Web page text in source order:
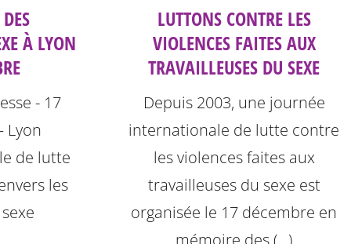
À LYON
- 17
Lyon
de lutte
les
LUTTONS CONTRE LES
VIOLENCES FAITES AUX
TRAVAILLEUSES DU SEXE
Depuis 2003, une journée
internationale de lutte contre
les violences faites aux
travailleuses du sexe est
organisée le 17 décembre en